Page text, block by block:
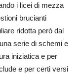
i licei di mezza
brucianti
ridotta però dal
serie di schemi e
iniziatica e per
e per certi versi